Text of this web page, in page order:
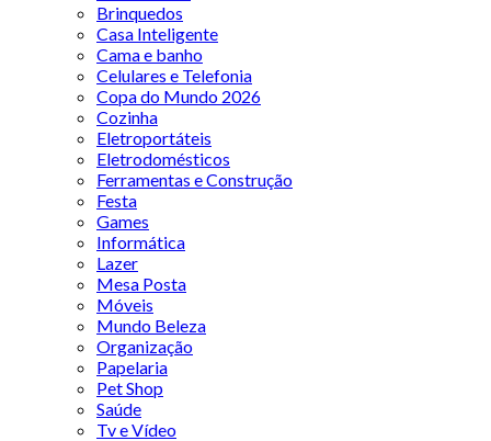
Brinquedos
Casa Inteligente
Cama e banho
Celulares e Telefonia
Copa do Mundo 2026
Cozinha
Eletroportáteis
Eletrodomésticos
Ferramentas e Construção
Festa
Games
Informática
Lazer
Mesa Posta
Móveis
Mundo Beleza
Organização
Papelaria
Pet Shop
Saúde
Tv e Vídeo